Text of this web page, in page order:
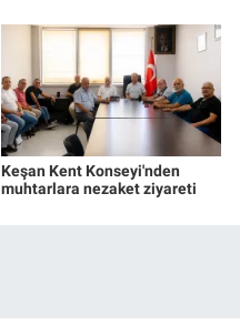
Keşan Kent Konseyi'nden
muhtarlara nezaket ziyareti